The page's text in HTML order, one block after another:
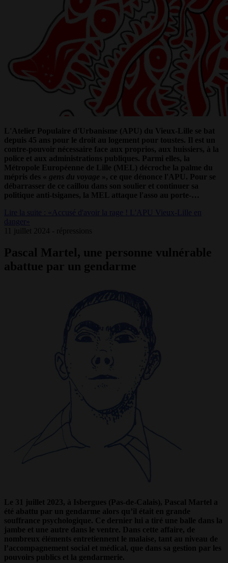
L'Atelier Populaire d'Urbanisme (APU) du Vieux-Lille se bat
depuis 45 ans pour le droit au logement pour toustes. Il est un
contre-pouvoir nécessaire face aux proprios, aux huissiers, à la
police et aux administrations publiques. Parmi elles, la
Métropole Européenne de Lille (MEL) décroche la palme du
mépris des « gens du voyage », ce que dénonce l'APU. Pour se
débarrasser de ce caillou dans son soulier et continuer sa
politique anti-tsiganes, la MEL attaque l'asso au porte-…
Lire la suite : «Accusé d'avoir la rage ! L'APU Vieux-Lille en
danger»
11 juillet 2024 - répressions
Pascal Martel, une personne vulnérable
abattue par un gendarme
Le 31 juillet 2023, à Isbergues (Pas-de-Calais), Pascal Martel a
été abattu par un gendarme alors qu’il était en grande
souffrance psychologique. Ce dernier lui a tiré une balle dans la
jambe et une autre dans le ventre. Dans cette affaire, de
nombreux éléments entretiennent le malaise, tant au niveau de
l’accompagnement social et médical, que dans sa gestion par les
pouvoirs publics et la gendarmerie.